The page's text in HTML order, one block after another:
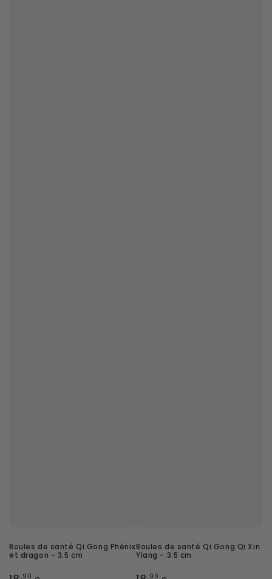
Boules de santé Qi Gong Phénix
et dragon - 3.5 cm
,90
Boules de santé Qi Gong Qi Xin
Ylang - 3.5 cm
,90